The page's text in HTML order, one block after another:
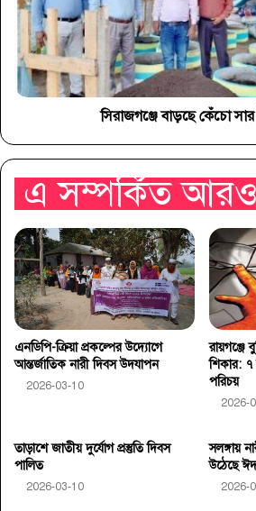
সিরাজগঞ্জে বাড়ছে কেঁচো
এ সম্পর্কিত
এনডিপি-ক্রিয়া প্রকল্পের উদ্যোগে
আন্তর্জাতিক নারী দিবস উদযাপন
2026-03-10
রায়গঞ্জে
শিকার: ৭
পরিচয়
2026-
তাড়াশে জাতীয় দুর্যোগ প্রস্তুতি দিবস
পালিত
2026-03-10
সলঙ্গায়
উঠেছে
2026-